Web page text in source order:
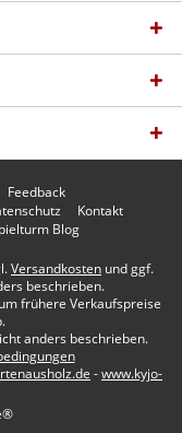
Feedback
Kontakt
Blog
Versandkosten und ggf.
beschrieben.
frühere Verkaufspreise
anders beschrieben.
-www.kyjo-